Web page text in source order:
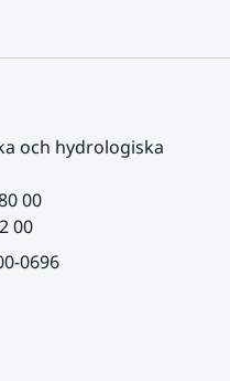
och hydrologiska
00
00
0696